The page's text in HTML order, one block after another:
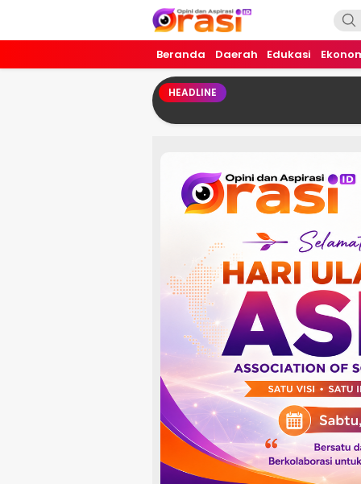
Orasi.ID
Opini dan Aspirasi!
Beranda Daerah Edukasi
HEADLINE